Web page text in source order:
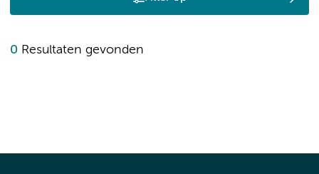
0 Resultaten gevonden